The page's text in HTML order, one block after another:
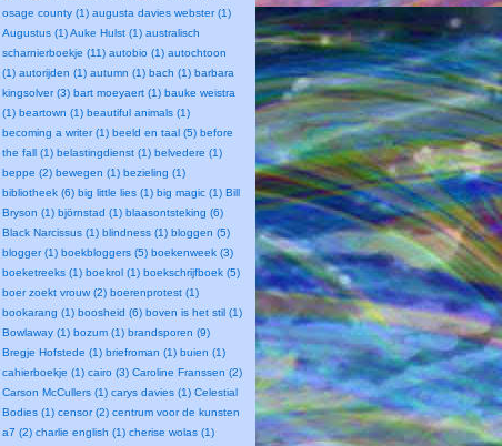
osage county (1) augusta davies webster (1)
Augustus (1)Auke Hulst (1) australisch
scharnierboekje (11) autobio (1) autochtoon
(1) autorijden (1) autumn (1) bach (1) barbara
kingsolver (3) bart moeyaert (1) bauke weistra
(1) beartown (1) beautiful animals (1)
becoming a writer (1) beeld en taal (5) before
the fall (1) belastingdienst (1) belvedere (1)
beppe (2) bewegen (1) bezieling (1)
bibliotheek (6) big little lies (1) big magic (1) Bill
Bryson (1) björnstad (1) blaasontsteking (6)
Black Narcissus (1) blindness (1) bloggen (5)
blogger (1) boekbloggers (5) boekenweek (3)
boeketreeks (1) boekrol (1) boekschrijfboek (5)
boer zoekt vrouw (2) boerenprotest (1)
bookarang (1) boosheid (6) boven is het stil (1)
Bowlaway (1) bozum (1) brandsporen (9)
Bregje Hofstede (1) briefroman (1) buien (1)
cahierboekje (1) cairo (3) Caroline Franssen (2)
Carson McCullers (1) carys davies (1) Celestial
Bodies (1) censor (2) centrum voor de kunsten
a7 (2) charlie english (1) cherise wolas (1)